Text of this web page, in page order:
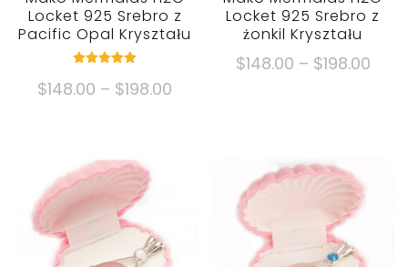
Locket 925 Srebro z
Pacific Opal Kryształu
5.00
poza 5
$148.00 – $198.00
ma
wiele
wariantów.
Opcje
można
Locket 925 Srebro z
żonkil Kryształu
$148.00 – $198.00
wiele
wariantów.
Opcje
można
wybrać